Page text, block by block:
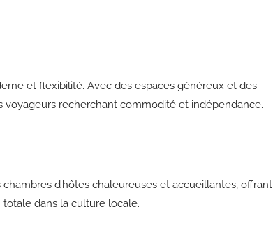
et flexibilité. Avec des espaces généreux et des
recherchant commodité et indépendance.
d’hôtes chaleureuses et accueillantes, offrant
dans la culture locale.